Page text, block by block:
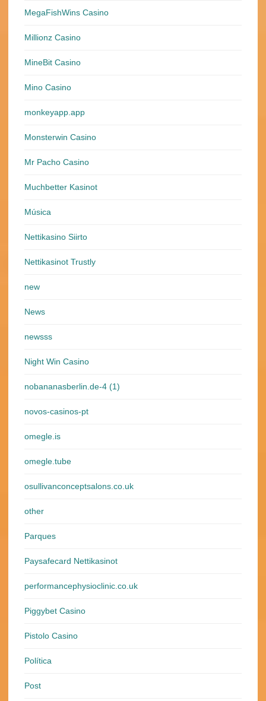
MegaFishWins Casino
Millionz Casino
MineBit Casino
Mino Casino
monkeyapp.app
Monsterwin Casino
Mr Pacho Casino
Muchbetter Kasinot
Música
Nettikasino Siirto
Nettikasinot Trustly
new
News
newsss
Night Win Casino
nobananasberlin.de-4 (1)
novos-casinos-pt
omegle.is
omegle.tube
osullivanconceptsalons.co.uk
other
Parques
Paysafecard Nettikasinot
performancephysioclinic.co.uk
Piggybet Casino
Pistolo Casino
Política
Post